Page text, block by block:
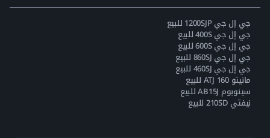
جي إل جي 1200SJP للبيع
جي إل جي 400S للبيع
جي إل جي 600S للبيع
جي إل جي 860SJ للبيع
جي إل جي 460SJ للبيع
مانيتو 160 ATJ للبيع
سينوبوم AB15J للبيع
نيفتي 210SD للبيع